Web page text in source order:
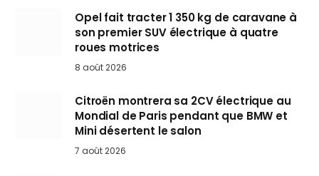
Opel fait tracter 1 350 kg de caravane à
son premier SUV électrique à quatre
roues motrices
8 août 2026
Citroën montrera sa 2CV électrique au
Mondial de Paris pendant que BMW et
Mini désertent le salon
7 août 2026